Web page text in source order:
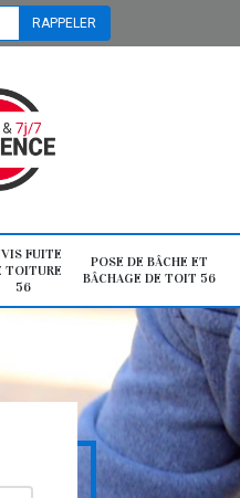
FUITE
TOITURE
56
POSE DE BÂCHE ET
BÂCHAGE DE TOIT 56